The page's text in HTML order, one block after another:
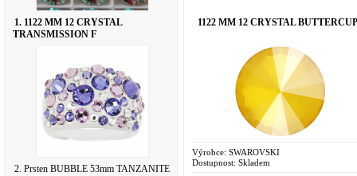
1. 1122 MM 12 CRYSTAL
TRANSMISSION F
2. Prsten BUBBLE 53mm TANZANITE
1122 MM 12 CRYSTAL BUTTERCUP
Výrobce: SWAROVSKI
Dostupnost: Skladem